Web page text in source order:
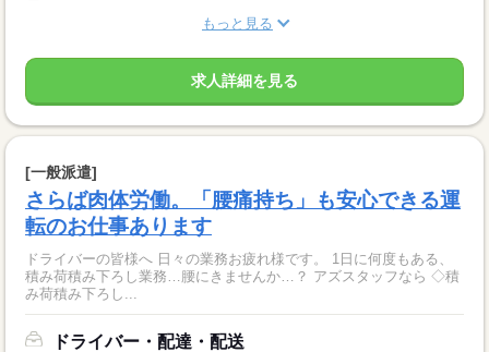
もっと見る
求人詳細を見る
[一般派遣]
さらば肉体労働。「腰痛持ち」も安心できる運
転のお仕事あります
ドライバーの皆様へ 日々の業務お疲れ様です。 1日に何度もある、
積み荷積み下ろし業務…腰にきませんか…？ アズスタッフなら ◇積
み荷積み下ろし...
ドライバー・配達・配送